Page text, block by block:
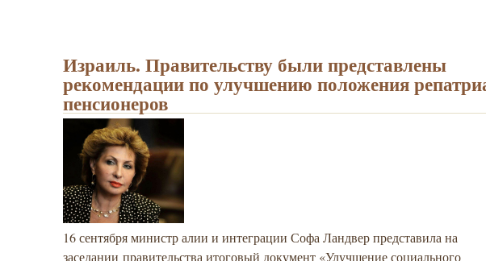
Израиль. Правительству были представлены
рекомендации по улучшению положения
пенсионеров
16 сентября министр алии и интеграции Софа Ландвер представила на
заседании правительства итоговый документ «Улучшение социального